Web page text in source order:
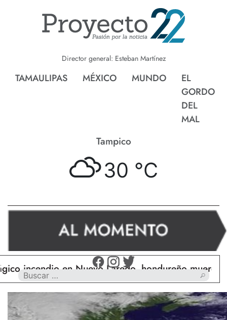
Director general: Esteban Martínez
TAMAULIPAS MÉXICO MUNDO
EL
GORDO
DEL
MAL
Tampico
30 °C
en Nuevo Laredo, hondureño muere calcinado